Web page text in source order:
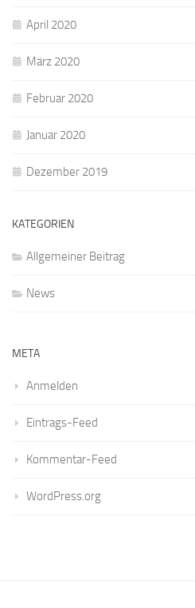
April 2020
März 2020
Februar 2020
Januar 2020
Dezember 2019
KATEGORIEN
Allgemeiner Beitrag
News
META
Anmelden
Eintrags-Feed
Kommentar-Feed
WordPress.org